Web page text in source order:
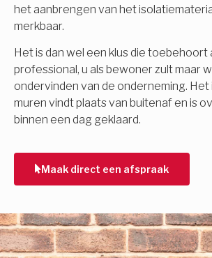
het aanbrengen van het
merkbaar.
Het is dan wel een klus die toebehoort
professional, u als bewoner zult maar
ondervinden van de onderneming. Het
muren vindt plaats van buitenaf en is
binnen een dag geklaard.
Maak direct een afspraak